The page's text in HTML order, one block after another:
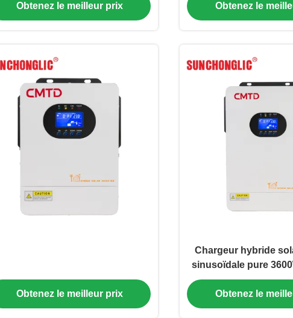
hybride à onde sinusoïdale pure
Obtenez le meilleur prix
intelligent de la
Obtenez le
Obtenez le meilleur prix
Chargeur hybride
sinusoïdale pure
fonction MPPT
Obtenez le